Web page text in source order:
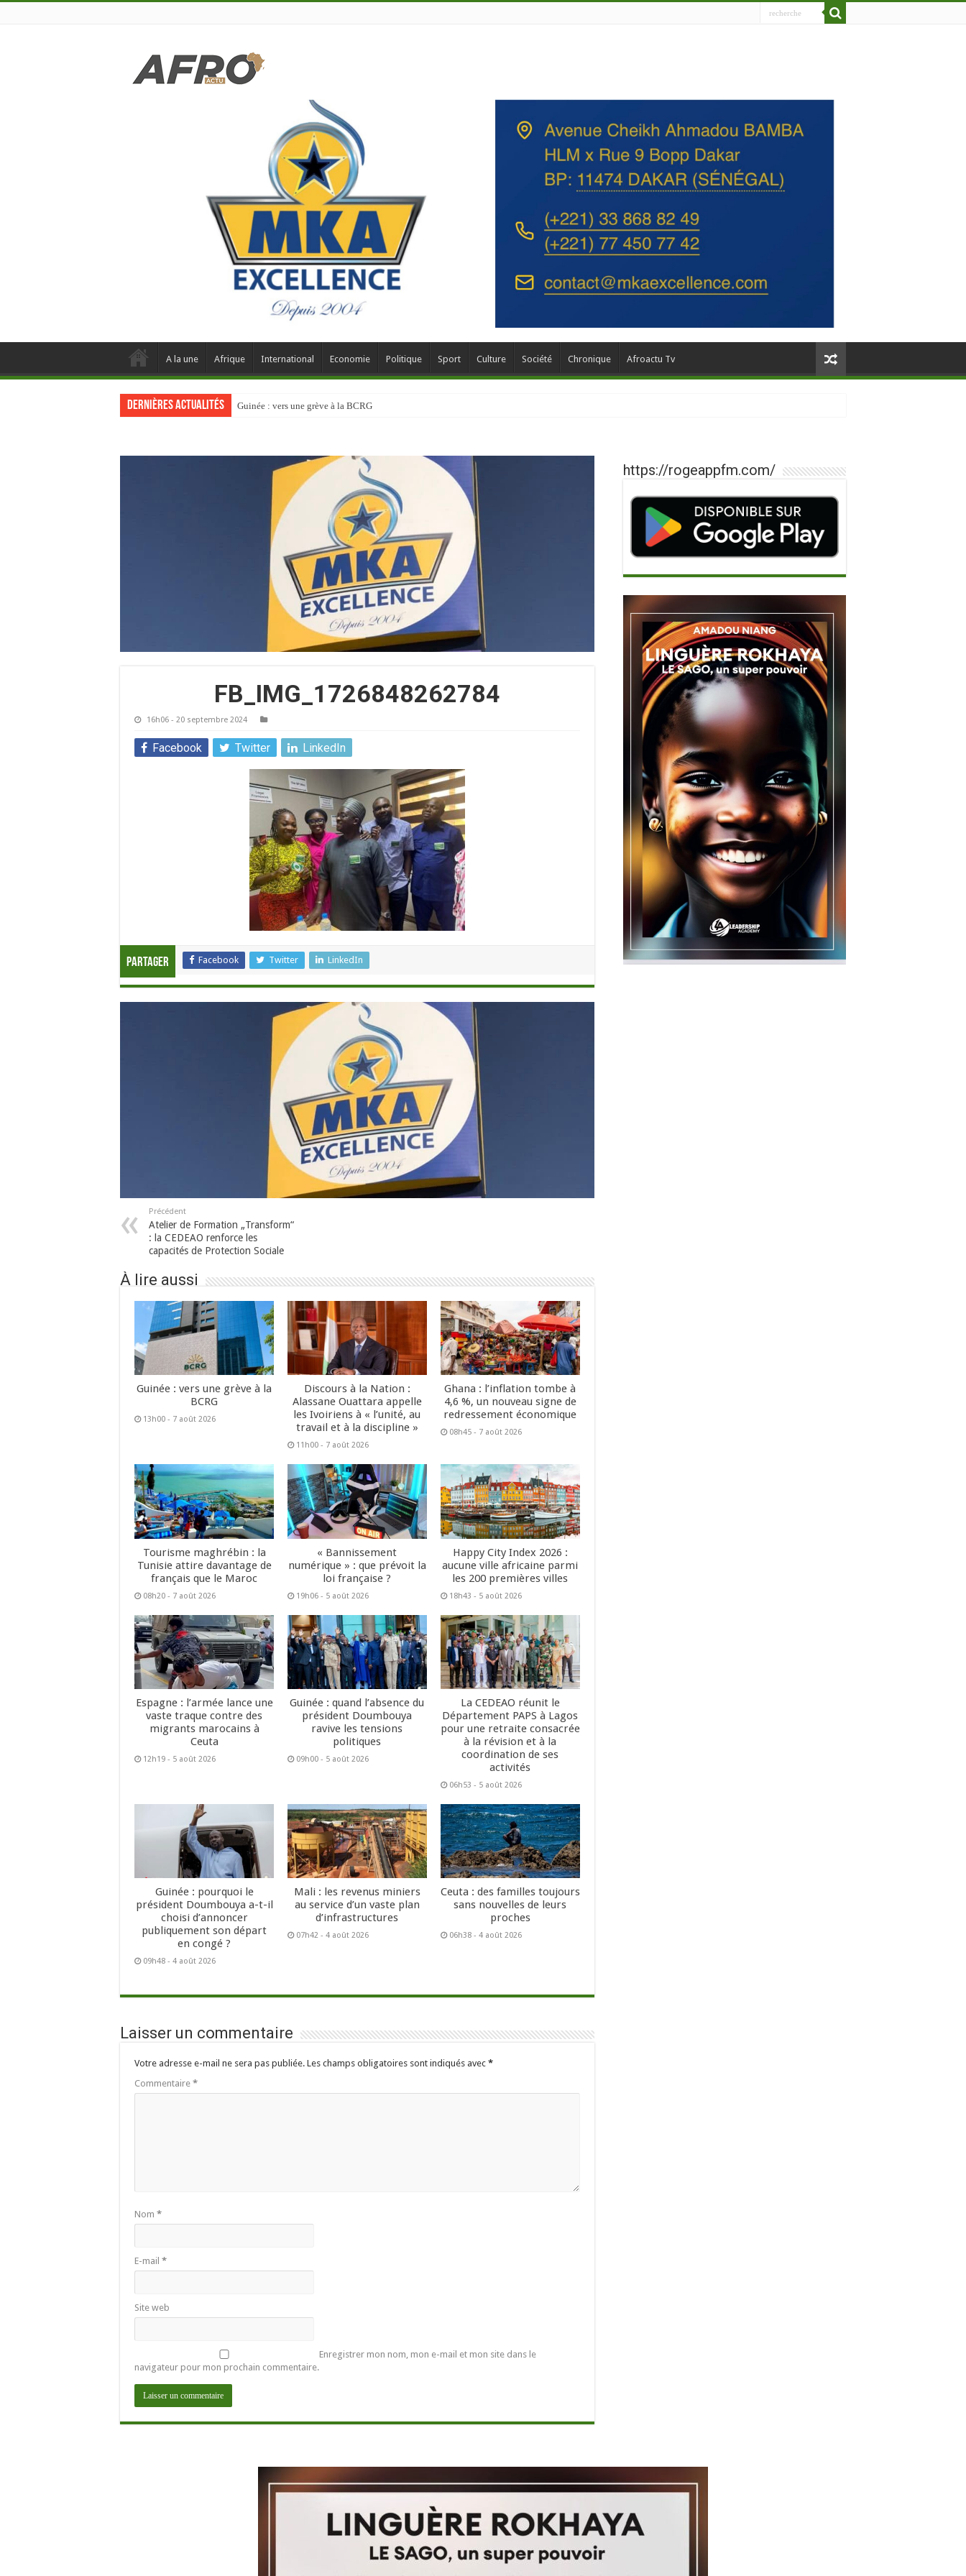
A la une Afrique International Economie Politique Sport Culture Société Chronique Afroactu Tv
Dernières actualités Guinée : vers une grève à la BCRG
FB_IMG_1726848262784
16h06 - 20 septembre 2024
Facebook Twitter LinkedIn
Partager Facebook Twitter LinkedIn
Précédent
Atelier de Formation „Transform“
: la CEDEAO renforce les
capacités de Protection Sociale
À lire aussi
Guinée : vers une grève à la
BCRG
13h00 - 7 août 2026
Discours à la Nation :
Alassane Ouattara appelle
les Ivoiriens à « l’unité, au
travail et à la discipline »
11h00 - 7 août 2026
Ghana : l’inflation tombe à
4,6 %, un nouveau signe de
redressement économique
08h45 - 7 août 2026
Tourisme maghrébin : la
Tunisie attire davantage de
français que le Maroc
08h20 - 7 août 2026
« Bannissement
numérique » : que prévoit la
loi française ?
19h06 - 5 août 2026
Happy City Index 2026 :
aucune ville africaine parmi
les 200 premières villes
18h43 - 5 août 2026
Espagne : l’armée lance une
vaste traque contre des
migrants marocains à
Ceuta
12h19 - 5 août 2026
Guinée : quand l’absence du
président Doumbouya
ravive les tensions
politiques
09h00 - 5 août 2026
La CEDEAO réunit le
Département PAPS à Lagos
pour une retraite consacrée
à la révision et à la
coordination de ses
activités
06h53 - 5 août 2026
Guinée : pourquoi le
président Doumbouya a-t-il
choisi d’annoncer
publiquement son départ
en congé ?
09h48 - 4 août 2026
Mali : les revenus miniers
au service d’un vaste plan
d’infrastructures
07h42 - 4 août 2026
Ceuta : des familles toujours
sans nouvelles de leurs
proches
06h38 - 4 août 2026
Laisser un commentaire
Votre adresse e-mail ne sera pas publiée. Les champs obligatoires sont indiqués avec *
Commentaire *
Nom *
E-mail *
Site web
Enregistrer mon nom, mon e-mail et mon site dans le
navigateur pour mon prochain commentaire.
https://rogeappfm.com/